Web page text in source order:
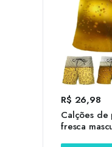
R$ 26,98
Calções
fresca